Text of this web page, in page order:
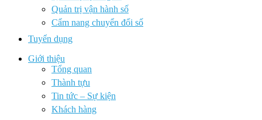
Quản trị vận hành số
Cẩm nang chuyển đổi số
Tuyển dụng
Giới thiệu
Tổng quan
Thành tựu
Tin tức – Sự kiện
Khách hàng